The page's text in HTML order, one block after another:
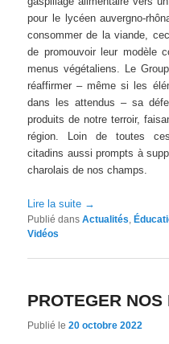
pour le lycéen auvergno-
consommer de la viande,
de promouvoir leur modèle
menus végétaliens. Le
réaffirmer – même si les
dans les attendus – sa
produits de notre terroir,
région. Loin de toutes
citadins aussi prompts à
charolais de nos champs.
Lire la suite →
Publié dans Actualités,
Vidéos
PROTEGER NOS
Publié le20 octobre 2022